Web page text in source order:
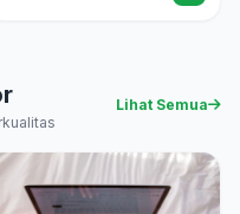
Lihat Semua